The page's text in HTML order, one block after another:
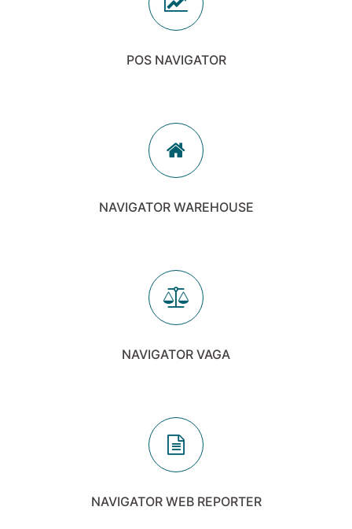
POS NAVIGATOR
NAVIGATOR WAREHOUSE
NAVIGATOR VAGA
NAVIGATOR WEB REPORTER